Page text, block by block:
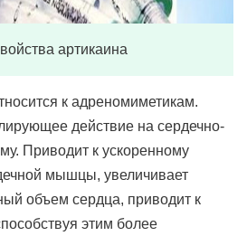
артикаина
к адреномиметикам.
действие на сердечно-
Приводит к ускоренному
мышцы, увеличивает
объем сердца, приводит к
этим более